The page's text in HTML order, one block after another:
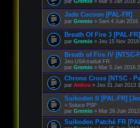
Jade Cocoon [PAL-FR]
par Gremio» Sam 4 Juin 2016
Breath Of Fire 3 [PAL-FR]
par Gremio» Jeu 15 Nov 2018
Breath of Fire IV [NTSC-
Jeu USA traduit FR
par Gremio» Mar 5 Jan 2016
Chrono Cross [NTSC -
par Ankou » Jeu 31 Jan 2013
Suikoden II [PAL-FR]
+ Soluce PSP
par Gremio» Mar 26 Juin
Suikoden Patché FR